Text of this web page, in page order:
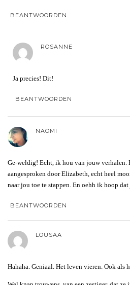
BEANTWOORDEN
ROSANNE
Ja precies! Dit!
BEANTWOORDEN
NAOMI
Ge-weldig! Echt, ik hou van jouw verhalen.
aangesproken door Elizabeth, echt heel
naar jou toe te stappen. En oehh ik hoop
BEANTWOORDEN
LOUSAA
Hahaha. Geniaal. Het leven vieren. Ook als